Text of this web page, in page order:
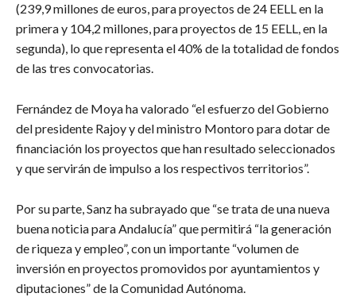
(239,9 millones de euros, para proyectos de 24 EELL en la
primera y 104,2 millones, para proyectos de 15 EELL, en la
segunda), lo que representa el 40% de la totalidad de fondos
de las tres convocatorias.
Fernández de Moya ha valorado “el esfuerzo del Gobierno
del presidente Rajoy y del ministro Montoro para dotar de
financiación los proyectos que han resultado seleccionados
y que servirán de impulso a los respectivos territorios”.
Por su parte, Sanz ha subrayado que “se trata de una nueva
buena noticia para Andalucía” que permitirá “la generación
de riqueza y empleo”, con un importante “volumen de
inversión en proyectos promovidos por ayuntamientos y
diputaciones” de la Comunidad Autónoma.